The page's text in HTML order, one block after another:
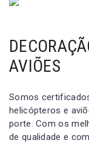
AVIÕES
Somos
helicópteros e
porte. Com os
de qualidade e